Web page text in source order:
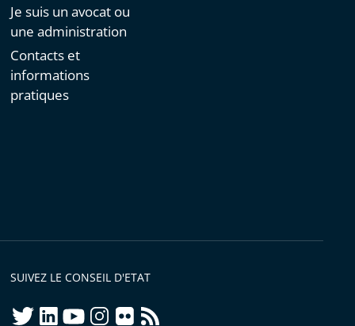
Je suis un avocat ou
une administration
Contacts et
informations
pratiques
SUIVEZ LE CONSEIL D'ETAT
twitterlinkedInyoutubeinstagram
flickrrss